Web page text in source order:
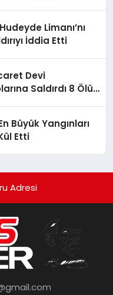
Limanı’nı
İddia Etti
Devi
Saldırdı 8 Ölü
Büyük Yangınları
Etti
Adresi